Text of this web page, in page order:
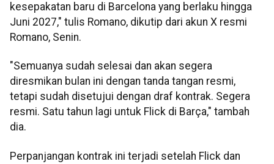
kesepakatan baru di Barcelona yang berlaku hingga
Juni 2027," tulis Romano, dikutip dari akun X resmi
Romano, Senin.
"Semuanya sudah selesai dan akan segera
diresmikan bulan ini dengan tanda tangan resmi,
tetapi sudah disetujui dengan draf kontrak. Segera
resmi. Satu tahun lagi untuk Flick di Barça," tambah
dia.
Perpanjangan kontrak ini terjadi setelah Flick dan